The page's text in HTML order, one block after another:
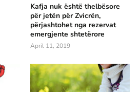
Kafja nuk është thelbësore
për jetën për Zvicrën,
përjashtohet nga rezervat
emergjente shtetërore
April 11, 2019